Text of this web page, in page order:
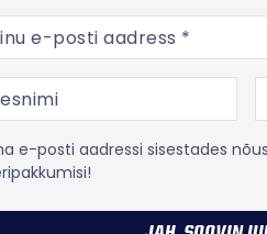
varrukatega rattapluusid
aadress
e-posti aadressi sisestades